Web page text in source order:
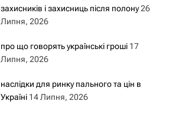
захисників і захисниць після полону 26
Липня, 2026
про що говорять українські гроші 17
Липня, 2026
наслідки для ринку пального та цін в
Україні 14 Липня, 2026